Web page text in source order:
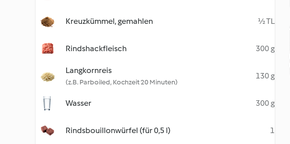
Kreuzkümmel, gemahlen ½ TL
Rindshackfleisch 300 g
Langkornreis
(z.B. Parboiled, Kochzeit 20 Minuten)
130 g
Wasser 300 g
Rindsbouillonwürfel (für 0,5 l) 1